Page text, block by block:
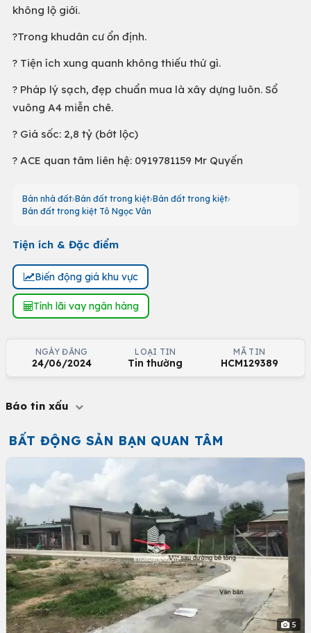
không lộ giới.
?Trong khudân cư ổn định.
? Tiện ích xung quanh không thiếu thứ gì.
? Pháp lý sạch, đẹp chuẩn mua là xây dựng luôn. Sổ
vuông A4 miễn chê.
? Giá sốc: 2,8 tỷ (bớt lộc)
? ACE quan tâm liên hệ: 0919781159 Mr Quyến
Bán nhà đất Bán đất trong kiệt Bán đất trong kiệt
Bán đất trong kiệt Tô Ngọc Vân
Tiện ích & Đặc điểm
Biến động giá khu vực
Tính lãi vay ngân hàng
NGÀY ĐĂNG
24/06/2024
LOẠI TIN
Tin thường
MÃ TIN
HCM129389
Báo tin xấu
BẤT ĐỘNG SẢN BẠN QUAN TÂM
5